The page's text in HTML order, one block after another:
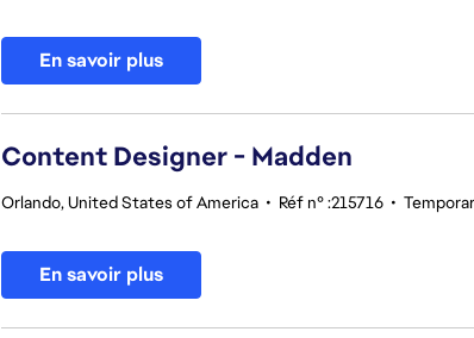
En savoir plus
Content Designer - Madden
Orlando, United States of America • Réf n° :215716 •
En savoir plus